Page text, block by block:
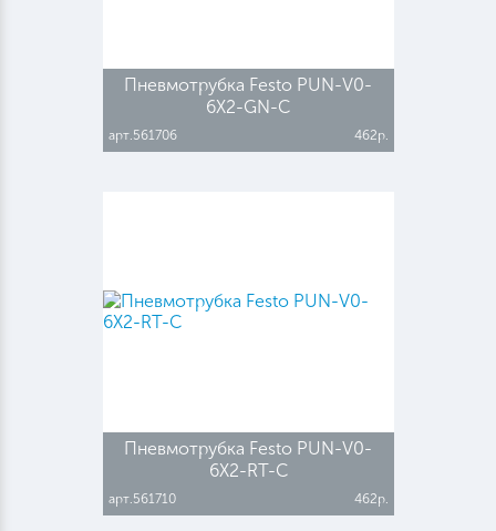
Пневмотрубка Festo PUN-V0-
6X2-GN-C
арт.561706 462р.
Пневмотрубка Festo PUN-V0-
6X2-RT-C
арт.561710 462р.